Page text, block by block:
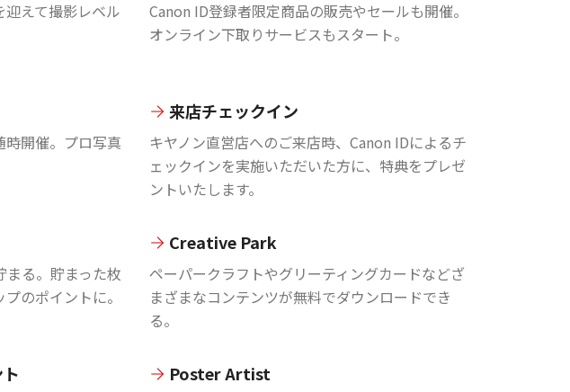
えて撮影レベル
Canon ID登録者限定商品の販売やセールも開催。
オンライン下取りサービスもスタート。
時開催。プロ写真
来店チェックイン
キヤノン直営店へのご来店時、Canon IDによるチ
ェックインを実施いただいた方に、特典をプレゼ
ントいたします。
まる。貯まった枚
のポイントに。
Creative Park
ペーパークラフトやグリーティングカードなどざ
まざまなコンテンツが無料でダウンロードでき
る。
Poster Artist